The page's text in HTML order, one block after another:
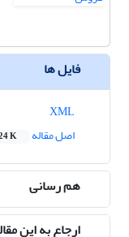
فایل ها
اصل مقاله
K
هم رسانی
ارجاع به این